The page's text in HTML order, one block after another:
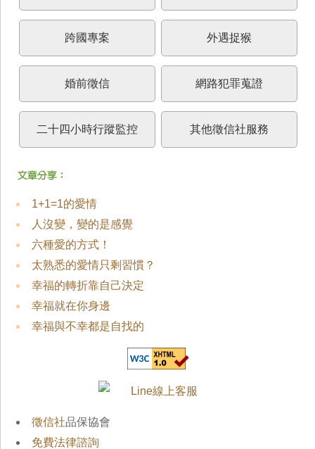
跨國專案 外遇捉猴
婚前徵信 網路犯罪蒐證
二十四小時行蹤監控 其他徵信社服務
1+1=1的愛情
人沒變，變的是感覺
六種愛的方式！
太熟悉的愛情只剩習慣？
幸福的轉折靠自己決定
幸福就在你身邊
幸福與不幸都是自找的
徵信社品保協會
免費法律諮詢